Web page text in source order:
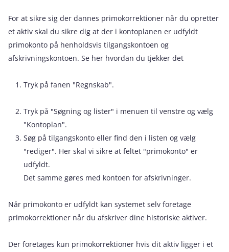
For at sikre sig der dannes primokorrektioner når du opretter
et aktiv skal du sikre dig at der i kontoplanen er udfyldt
primokonto på henholdsvis tilgangskontoen og
afskrivningskontoen. Se her hvordan du tjekker det
Tryk på fanen "Regnskab".
Tryk på "Søgning og lister" i menuen til venstre og vælg
"Kontoplan".
Søg på tilgangskonto eller find den i listen og vælg
"rediger". Her skal vi sikre at feltet "primokonto" er
udfyldt.
Det samme gøres med kontoen for afskrivninger.
Når primokonto er udfyldt kan systemet selv foretage
primokorrektioner når du afskriver dine historiske aktiver.
Der foretages kun primokorrektioner hvis dit aktiv ligger i et